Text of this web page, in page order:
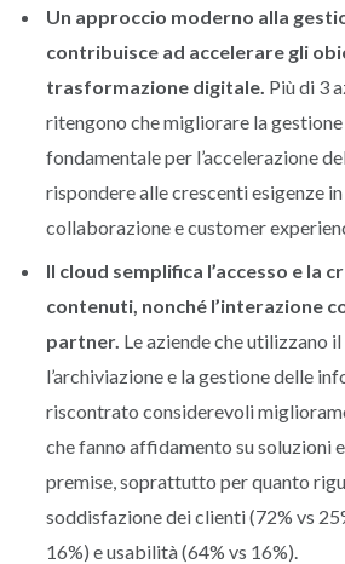
Un approccio moderno alla
contribuisce ad accelerare gli
trasformazione digitale. Più di 3
ritengono che migliorare la
fondamentale per l’accelerazione
rispondere alle crescenti esigenze
collaborazione e customer
Il cloud semplifica l’accesso e la
contenuti, nonché l’interazione
partner. Le aziende che utilizzano
l’archiviazione e la gestione delle
riscontrato considerevoli
che fanno affidamento su soluzioni
premise, soprattutto per quanto
soddisfazione dei clienti (72% vs
16%) e usabilità (64% vs 16%).